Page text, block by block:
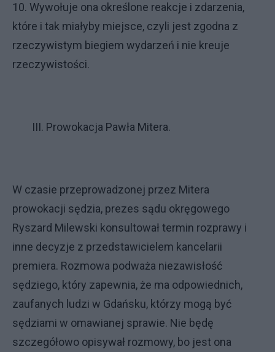
10. Wywołuje ona określone reakcje i zdarzenia,
które i tak miałyby miejsce, czyli jest zgodna z
rzeczywistym biegiem wydarzeń i nie kreuje
rzeczywistości.
III. Prowokacja Pawła Mitera.
W czasie przeprowadzonej przez Mitera
prowokacji sędzia, prezes sądu okręgowego
Ryszard Milewski konsultował termin rozprawy i
inne decyzje z przedstawicielem kancelarii
premiera. Rozmowa podważa niezawisłość
sędziego, który zapewnia, że ma odpowiednich,
zaufanych ludzi w Gdańsku, którzy mogą być
sędziami w omawianej sprawie. Nie będę
szczegółowo opisywał rozmowy, bo jest ona